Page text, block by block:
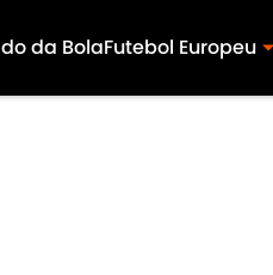
da BolaFutebol Europeu